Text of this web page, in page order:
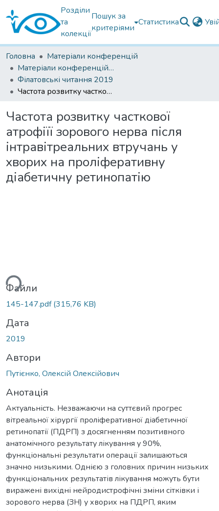
Розділи
та
колекції
Пошук за
критеріями
Статистика
Головна
Матеріали конференцій
Матеріали конференцій Інституту Філатова
Філатовські читання 2019
Частота розвитку часткової атрофіїї зорового нерва після інтравітреальних втручань у хворих на проліферативну діабетичну ретинопатію
Частота розвитку часткової
атрофіїї зорового нерва після
інтравітреальних втручань у
хворих на проліферативну
діабетичну ретинопатію
Файли
145-147.pdf(315,76 KB)
Дата
2019
Автори
Путієнко, Олексій Олексійович
Анотація
Актуальність. Незважаючи на суттєвий прогрес
вітреальної хірургії проліферативної діабетичної
ретинопатії (ПДРП) з досягненням позитивного
анатомічного результату лікування у 90%,
функціональні результати операції залишаються
значно низькими. Однією з головних причин низьких
функціональних результатів лікування можуть бути
виражені вихідні нейродистрофічні зміни сітківки і
зорового нерва (ЗН) у хворих на ПДРП, яким